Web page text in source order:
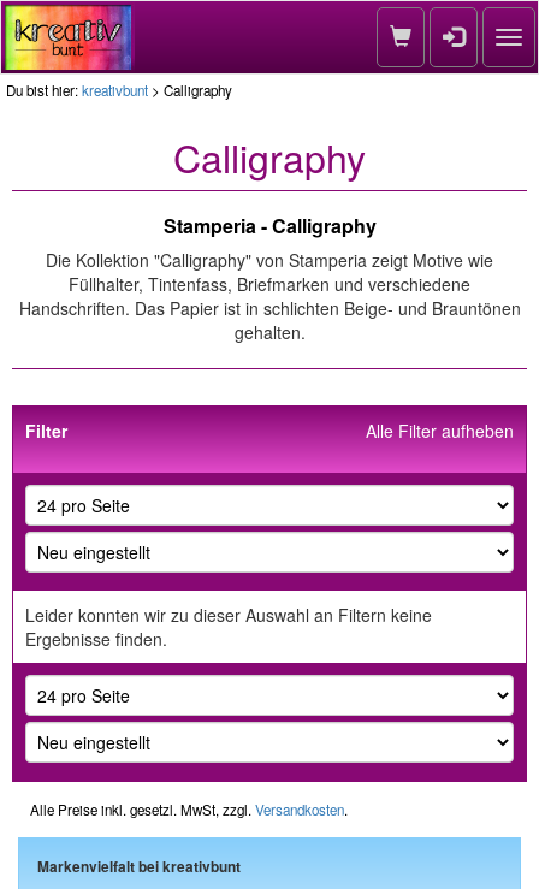
Du bist hier:kreativbunt > Calligraphy
Calligraphy
Stamperia - Calligraphy
Die Kollektion "Calligraphy" von Stamperia zeigt Motive wie
Füllhalter, Tintenfass, Briefmarken und verschiedene
Handschriften. Das Papier ist in schlichten Beige- und Brauntönen
gehalten.
Alle Filter aufheben
Filter
Leider konnten wir zu dieser Auswahl an Filtern keine
Ergebnisse finden.
Alle Preise inkl. gesetzl. MwSt, zzgl. Versandkosten.
Markenvielfalt bei kreativbunt